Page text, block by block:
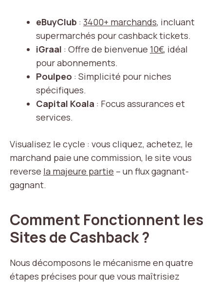
eBuyClub : 3400+ marchands, incluant
supermarchés pour cashback tickets.
iGraal : Offre de bienvenue 10€, idéal
pour abonnements.
Poulpeo : Simplicité pour niches
spécifiques.
Capital Koala : Focus assurances et
services.
Visualisez le cycle : vous cliquez, achetez, le
marchand paie une commission, le site vous
reverse la majeure partie – un flux gagnant-
gagnant.
Comment Fonctionnent les
Sites de Cashback ?
Nous décomposons le mécanisme en quatre
étapes précises pour que vous maîtrisiez